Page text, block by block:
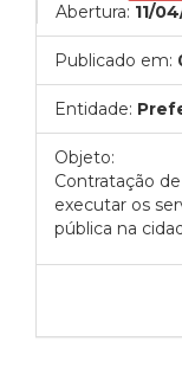
Abertura: 11/
Publicado em:
Entidade:
Objeto:
Contratação
executar os
pública na